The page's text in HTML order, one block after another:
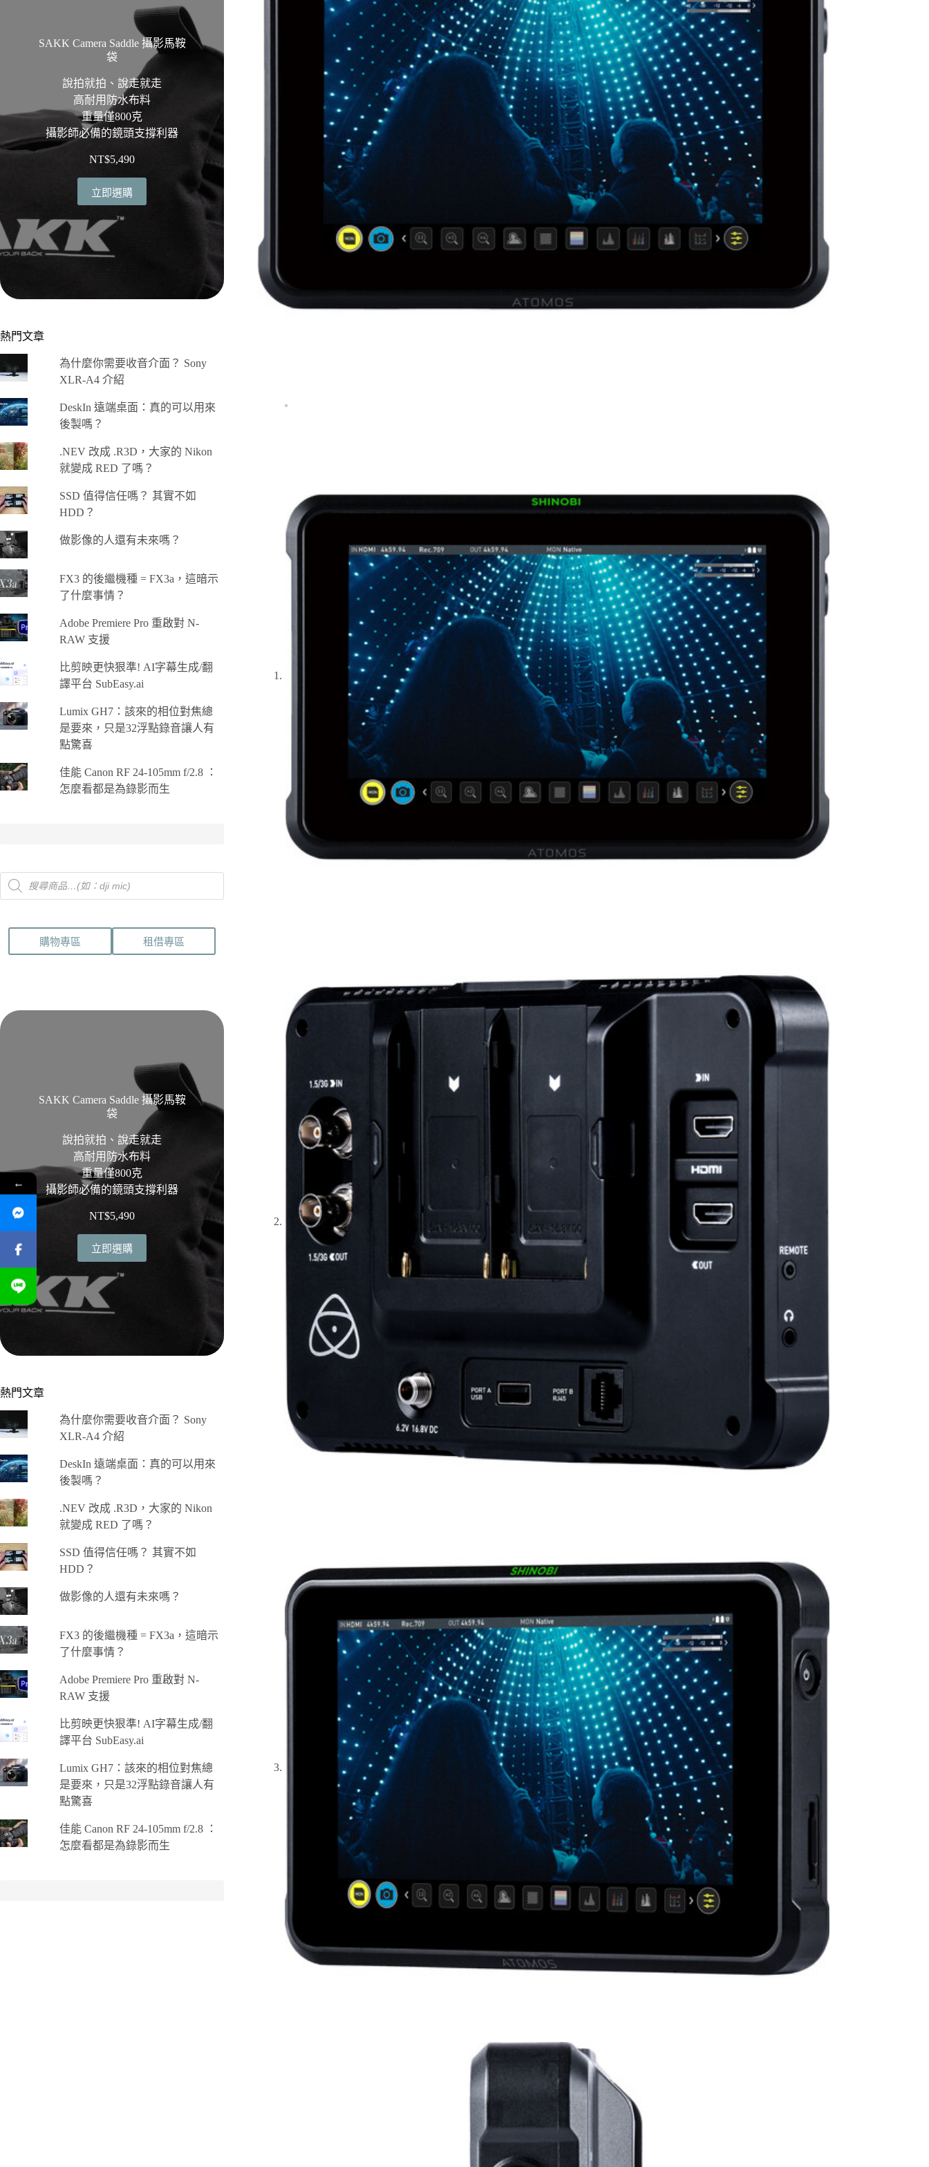
SAKK Camera Saddle 攝影馬鞍
袋
說拍就拍、說走就走
高耐用防水布料
重量僅800克
攝影師必備的鏡頭支撐利器
NT$5,490
立即選購
熱門文章
為什麼你需要收音介面？ Sony
XLR-A4 介紹
DeskIn 遠端桌面：真的可以用來
後製嗎？
.NEV 改成 .R3D，大家的 Nikon
就變成 RED 了嗎？
SSD 值得信任嗎？ 其實不如
HDD？
做影像的人還有未來嗎？
FX3 的後繼機種 = FX3a，這暗示
了什麼事情？
Adobe Premiere Pro 重啟對 N-
RAW 支援
比剪映更快狠準! AI字幕生成/翻
譯平台 SubEasy.ai
Lumix GH7：該來的相位對焦總
是要來，只是32浮點錄音讓人有
點驚喜
佳能 Canon RF 24-105mm f/2.8 ：
怎麼看都是為錄影而生
Products
search
購物專區 租借專區
SAKK Camera Saddle 攝影馬鞍
袋
說拍就拍、說走就走
高耐用防水布料
重量僅800克
攝影師必備的鏡頭支撐利器
NT$5,490
立即選購
熱門文章
為什麼你需要收音介面？ Sony
XLR-A4 介紹
DeskIn 遠端桌面：真的可以用來
後製嗎？
.NEV 改成 .R3D，大家的 Nikon
就變成 RED 了嗎？
SSD 值得信任嗎？ 其實不如
HDD？
做影像的人還有未來嗎？
FX3 的後繼機種 = FX3a，這暗示
了什麼事情？
Adobe Premiere Pro 重啟對 N-
RAW 支援
比剪映更快狠準! AI字幕生成/翻
譯平台 SubEasy.ai
Lumix GH7：該來的相位對焦總
是要來，只是32浮點錄音讓人有
點驚喜
佳能 Canon RF 24-105mm f/2.8 ：
怎麼看都是為錄影而生
←